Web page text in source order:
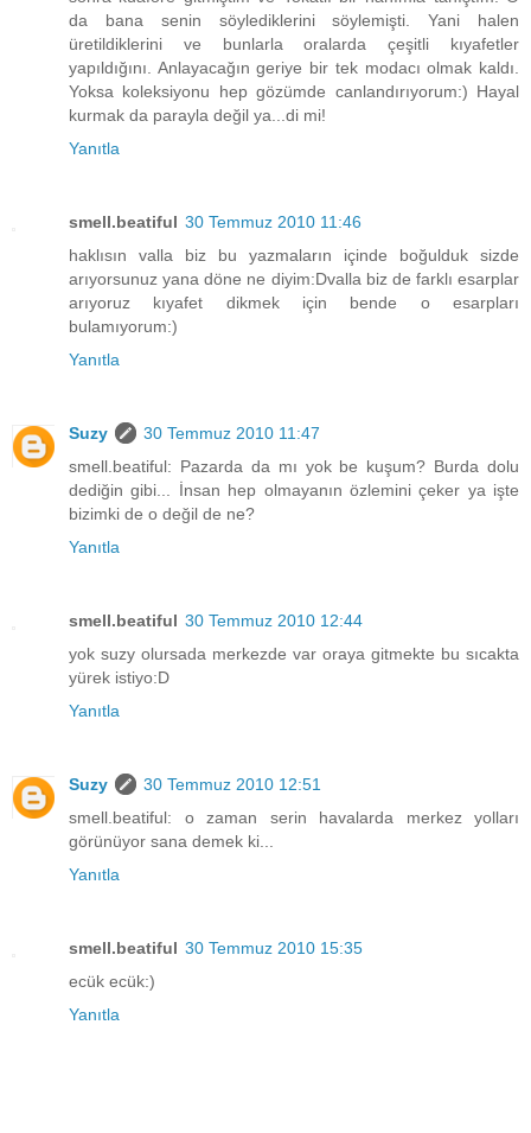
da bana senin söylediklerini söylemişti. Yani halen
üretildiklerini ve bunlarla oralarda çeşitli kıyafetler
yapıldığını. Anlayacağın geriye bir tek modacı olmak kaldı.
Yoksa koleksiyonu hep gözümde canlandırıyorum:) Hayal
kurmak da parayla değil ya...di mi!
Yanıtla
smell.beatiful 30 Temmuz 2010 11:46
haklısın valla biz bu yazmaların içinde boğulduk sizde
arıyorsunuz yana döne ne diyim:Dvalla biz de farklı esarplar
arıyoruz kıyafet dikmek için bende o esarpları
bulamıyorum:)
Yanıtla
Suzy
30 Temmuz 2010 11:47
smell.beatiful: Pazarda da mı yok be kuşum? Burda dolu
dediğin gibi... İnsan hep olmayanın özlemini çeker ya işte
bizimki de o değil de ne?
Yanıtla
smell.beatiful 30 Temmuz 2010 12:44
yok suzy olursada merkezde var oraya gitmekte bu sıcakta
yürek istiyo:D
Yanıtla
Suzy
30 Temmuz 2010 12:51
smell.beatiful: o zaman serin havalarda merkez yolları
görünüyor sana demek ki...
Yanıtla
smell.beatiful 30 Temmuz 2010 15:35
ecük ecük:)
Yanıtla